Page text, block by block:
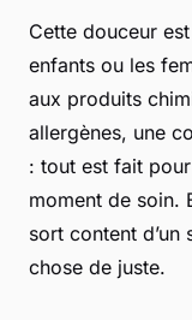
Cette douceur
enfants ou les
aux produits
allergènes, une
: tout est fait
moment de soin.
sort content d’un
chose de juste.